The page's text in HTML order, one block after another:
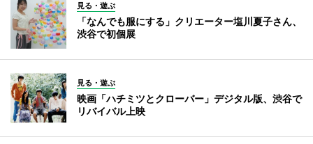
見る・遊ぶ
「なんでも服にする」クリエーター塩川夏子さん、
渋谷で初個展
見る・遊ぶ
映画「ハチミツとクローバー」デジタル版、渋谷で
リバイバル上映